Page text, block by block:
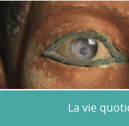
Skip to content
La vie